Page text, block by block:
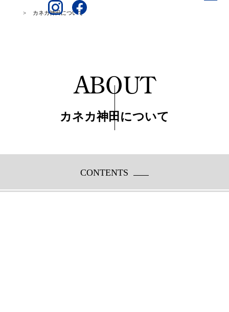
ABOUT
カネカ神田について
> カネカ神田について
CONTENTS